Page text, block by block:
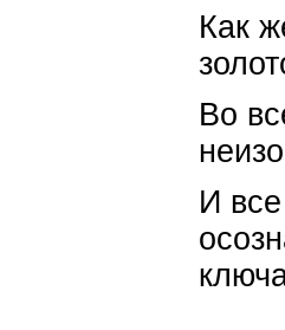
Как
Во
И